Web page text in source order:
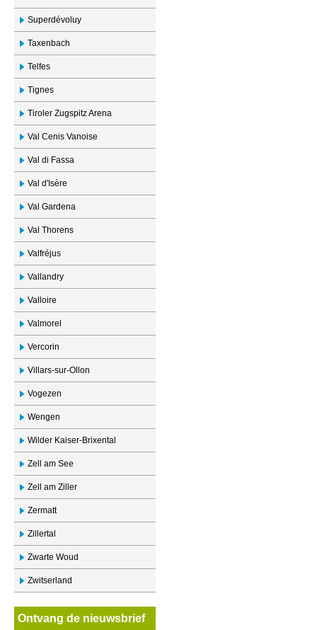
Superdévoluy
Taxenbach
Telfes
Tignes
Tiroler Zugspitz Arena
Val Cenis Vanoise
Val di Fassa
Val d'Isère
Val Gardena
Val Thorens
Valfréjus
Vallandry
Valloire
Valmorel
Vercorin
Villars-sur-Ollon
Vogezen
Wengen
Wilder Kaiser-Brixental
Zell am See
Zell am Ziller
Zermatt
Zillertal
Zwarte Woud
Zwitserland
Ontvang de nieuwsbrief